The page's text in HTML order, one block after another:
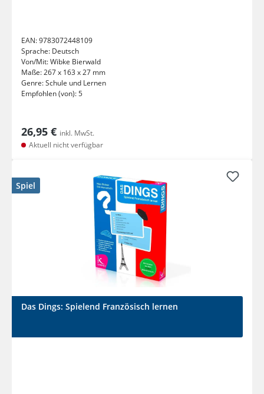
EAN:9783072448109
Sprache: Deutsch
Von/Mit:Wibke Bierwald
Maße:267 x 163 x 27 mm
Genre:Schule und Lernen
Empfohlen (von):5
26,95 € inkl. MwSt.
Aktuell nicht verfügbar
Spiel
Das Dings: Spielend Französisch lernen